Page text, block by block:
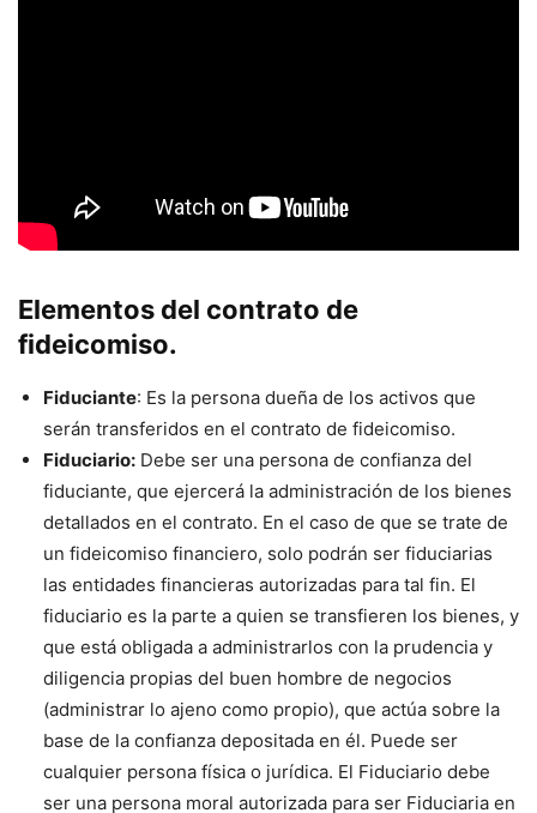
Elementos del contrato de
fideicomiso.
Fiduciante: Es la persona dueña de los activos que
serán transferidos en el contrato de fideicomiso.
Fiduciario: Debe ser una persona de confianza del
fiduciante, que ejercerá la administración de los bienes
detallados en el contrato. En el caso de que se trate de
un fideicomiso financiero, solo podrán ser fiduciarias
las entidades financieras autorizadas para tal fin. El
fiduciario es la parte a quien se transfieren los bienes, y
que está obligada a administrarlos con la prudencia y
diligencia propias del buen hombre de negocios
(administrar lo ajeno como propio), que actúa sobre la
base de la confianza depositada en él. Puede ser
cualquier persona física o jurídica. El Fiduciario debe
ser una persona moral autorizada para ser Fiduciaria en